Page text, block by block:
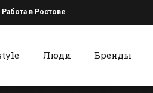
Работа в Ростове
Люди Бренды